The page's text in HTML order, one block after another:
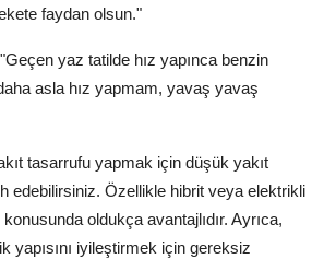
faydan olsun."
"Geçen yaz tatilde hız yapınca benzin
asla hız yapmam, yavaş yavaş
tasarrufu yapmak için düşük yakıt
edebilirsiniz. Özellikle hibrit veya elektrikli
oldukça avantajlıdır. Ayrıca,
yapısını iyileştirmek için gereksiz